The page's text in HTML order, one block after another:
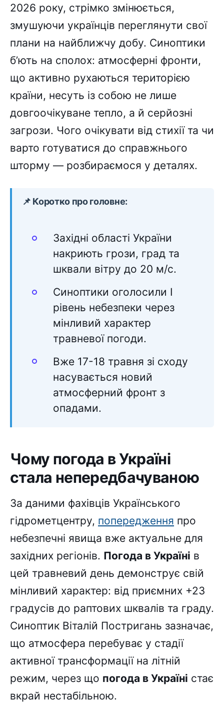
2026 року, стрімко змінюється,
змушуючи українців переглянути свої
плани на найближчу добу. Синоптики
б’ють на сполох: атмосферні фронти,
що активно рухаються територією
країни, несуть із собою не лише
довгоочікуване тепло, а й серйозні
загрози. Чого очікувати від стихії та чи
варто готуватися до справжнього
шторму — розбираємося у деталях.
📌 Коротко про головне:
Західні області України
накриють грози, град та
шквали вітру до 20 м/с.
Синоптики оголосили I
рівень небезпеки через
мінливий характер
травневої погоди.
Вже 17-18 травня зі сходу
насувається новий
атмосферний фронт з
опадами.
Чому погода в Україні
стала непередбачуваною
За даними фахівців Українського
гідрометцентру, попередження про
небезпечні явища вже актуальне для
західних регіонів. Погода в Україні в
цей травневий день демонструє свій
мінливий характер: від приємних +23
градусів до раптових шквалів та граду.
Синоптик Віталій Постригань зазначає,
що атмосфера перебуває у стадії
активної трансформації на літній
режим, через що погода в Україні стає
вкрай нестабільною.